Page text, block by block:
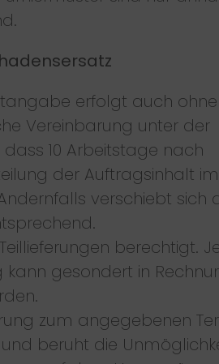
erfolgt auch ohne
Vereinbarung unter der
dass 10 Arbeitstage nach
der Auftragsinhalt
verschiebt sich
berechtigt.
kann gesondert in
zum angegebenen
beruht die